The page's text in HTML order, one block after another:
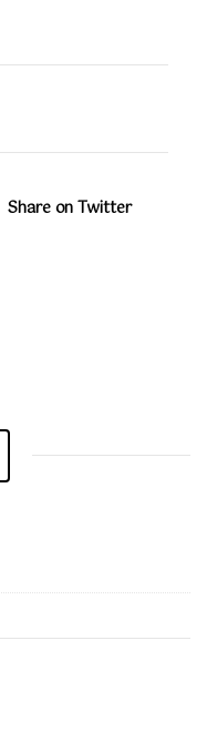
Share on Twitter